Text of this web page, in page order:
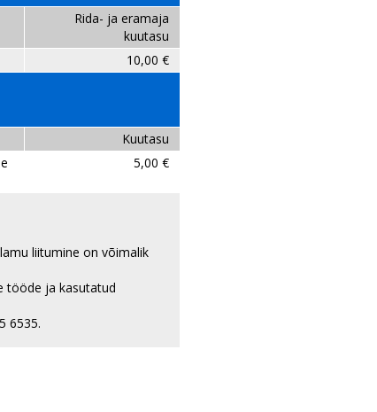
Rida- ja eramaja
kuutasu
10,00 €
Kuutasu
5,00 €
liitumine on võimalik
tööde ja kasutatud
infotelefonil 635 6535.